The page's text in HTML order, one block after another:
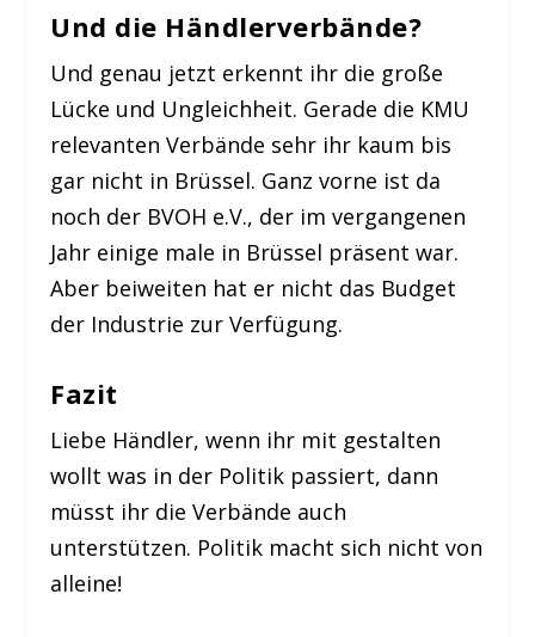
Und die Händlerverbände?
Und genau jetzt erkennt ihr die große
Lücke und Ungleichheit. Gerade die KMU
relevanten Verbände sehr ihr kaum bis
gar nicht in Brüssel. Ganz vorne ist da
noch der BVOH e.V., der im vergangenen
Jahr einige male in Brüssel präsent war.
Aber beiweiten hat er nicht das Budget
der Industrie zur Verfügung.
Fazit
Liebe Händler, wenn ihr mit gestalten
wollt was in der Politik passiert, dann
müsst ihr die Verbände auch
unterstützen. Politik macht sich nicht von
alleine!